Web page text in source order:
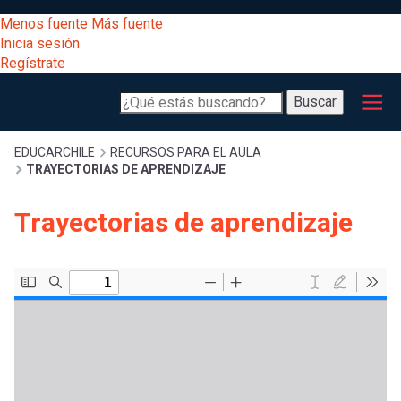
al
contenido
principal
[Educarchile
Escritorio]
Menú
a
Menos fuente Más fuente
Inicia sesión
Regístrate
Buscar
Buscar
Menú
principal
Desarrollo
Expand
Gestión
Expand
Comunidad
Exploración
Sobrescribir
enlaces
de
EDUCARCHILE
RECURSOS PARA EL AULA
TRAYECTORIAS DE APRENDIZAJE
Trayectorias de aprendizaje
Inicia sesión.